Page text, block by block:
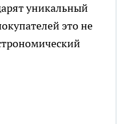
уникальный
это не